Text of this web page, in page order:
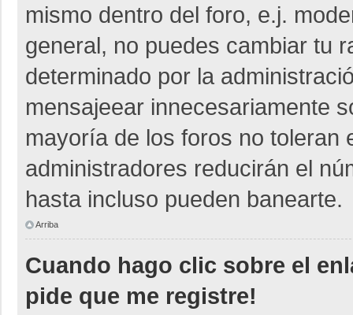
mismo dentro del foro, e.j.
general, no puedes cambiar tu
determinado por la
mensajeear innecesariamente
mayoría de los foros no toleran
administradores reducirán el
hasta incluso pueden banearte.
Arriba
Cuando hago clic sobre el
pide que me registre!